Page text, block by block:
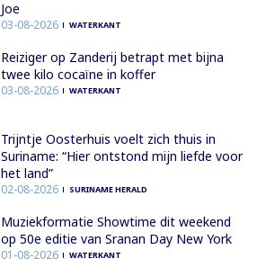
Joe
03-08-2026 WATERKANT
Reiziger op Zanderij betrapt met bijna
twee kilo cocaïne in koffer
03-08-2026 WATERKANT
Trijntje Oosterhuis voelt zich thuis in
Suriname: “Hier ontstond mijn liefde voor
het land”
02-08-2026 SURINAME HERALD
Muziekformatie Showtime dit weekend
op 50e editie van Sranan Day New York
01-08-2026 WATERKANT